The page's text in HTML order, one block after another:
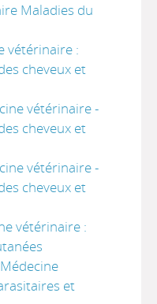
Maladies du
vétérinaire :
cheveux et
vétérinaire -
cheveux et
vétérinaire -
cheveux et
vétérinaire :
et